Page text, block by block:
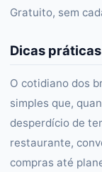
Gratuito, sem
Dicas
O cotidiano dos
simples que,
desperdício de
restaurante,
compras até